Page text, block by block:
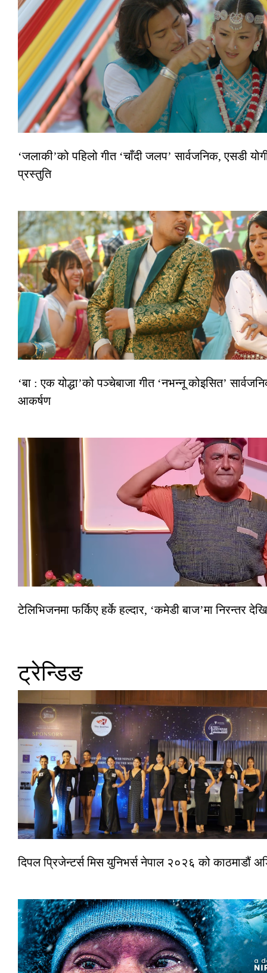
‘जलाकी’को पहिलो गीत ‘चाँदी जलप’ सार्वजनिक, एसडी
प्रस्तुति
‘बा : एक योद्धा’को पञ्चेबाजा गीत ‘नभन्नू कोइसित’
आकर्षण
टेलिभिजनमा फर्किए हर्के हल्दार, ‘कमेडी बाज’मा निरन्तर
ट्रेन्डिङ
दिपल प्रिजेन्टर्स मिस युनिभर्स नेपाल २०२६ को काठमाडौं